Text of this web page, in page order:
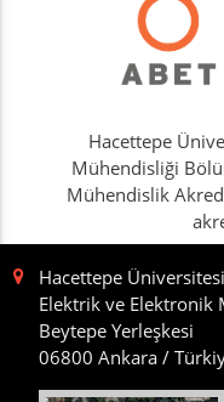
Hacettepe
Mühendisliği
Mühendislik
Hacettepe Üniversitesi
Elektrik ve Elektronik
Beytepe Yerleşkesi
06800 Ankara /